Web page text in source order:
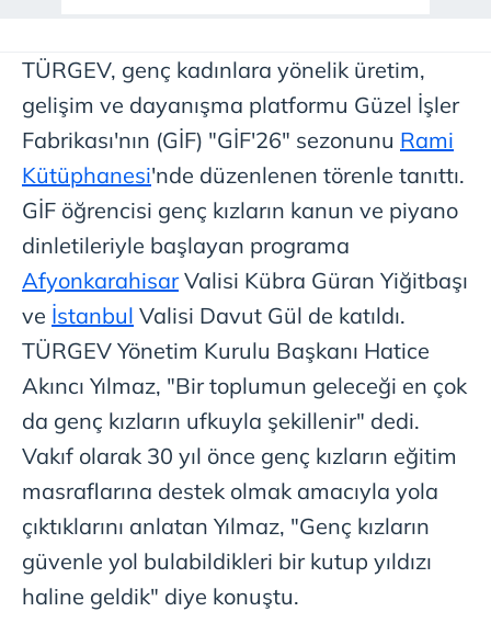
TÜRGEV, genç kadınlara yönelik üretim,
gelişim ve dayanışma platformu Güzel İşler
Fabrikası'nın (GİF) "GİF'26" sezonunu Rami
Kütüphanesi'nde düzenlenen törenle tanıttı.
GİF öğrencisi genç kızların kanun ve piyano
dinletileriyle başlayan programa
AfyonkarahisarValisi Kübra Güran Yiğitbaşı
ve İstanbul Valisi Davut Gül de katıldı.
TÜRGEV Yönetim Kurulu Başkanı Hatice
Akıncı Yılmaz, "Bir toplumun geleceği en çok
da genç kızların ufkuyla şekillenir" dedi.
Vakıf olarak 30 yıl önce genç kızların eğitim
masraflarına destek olmak amacıyla yola
çıktıklarını anlatan Yılmaz, "Genç kızların
güvenle yol bulabildikleri bir kutup yıldızı
haline geldik" diye konuştu.